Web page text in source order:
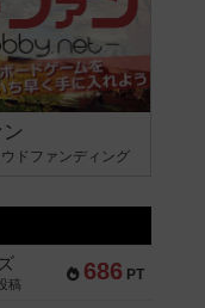
ドファンディング
686 PT
稿